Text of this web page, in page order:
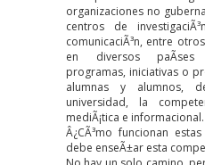
organizaciones no
centros de
comunicaciÃ³n, entre
en diversos paÃ­ses
programas, iniciativas o
alumnas y alumnos,
universidad, la
mediÃ¡tica e informacional.
Â¿CÃ³mo funcionan
debe enseÃ±ar esta